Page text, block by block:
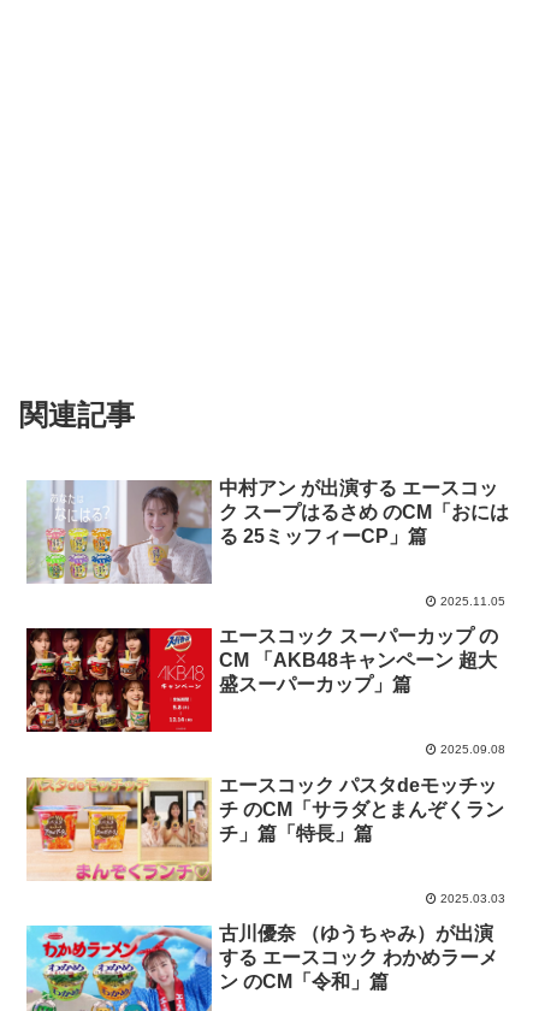
関連記事
中村アン が出演する エースコッ
ク スープはるさめ のCM「おには
る 25ミッフィーCP」篇
2025.11.05
エースコック スーパーカップ の
CM 「AKB48キャンペーン 超大
盛スーパーカップ」篇
2025.09.08
エースコック パスタdeモッチッ
チ のCM「サラダとまんぞくラン
チ」篇「特長」篇
2025.03.03
古川優奈 （ゆうちゃみ）が出演
する エースコック わかめラーメ
ン のCM「令和」篇